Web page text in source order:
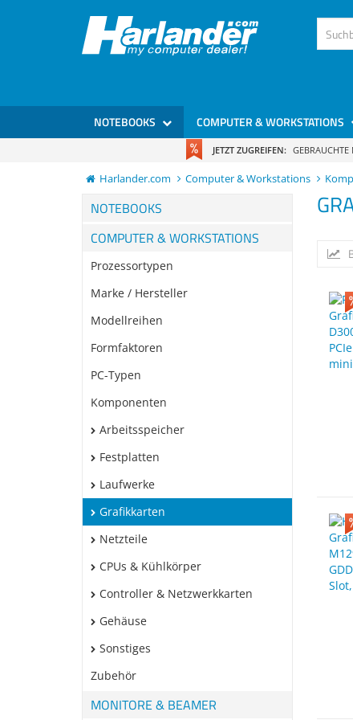
NOTEBOOKS COMPUTER & WORKSTATIONS
JETZT ZUGREIFEN:
Harlander.com Computer & Workstations
NOTEBOOKS
COMPUTER & WORKSTATIONS
Prozessortypen
Marke / Hersteller
Modellreihen
Formfaktoren
PC-Typen
Komponenten
Arbeitsspeicher
Festplatten
Laufwerke
Grafikkarten
Netzteile
CPUs & Kühlkörper
Controller & Netzwerkkarten
Gehäuse
Sonstiges
Zubehör
MONITORE & BEAMER